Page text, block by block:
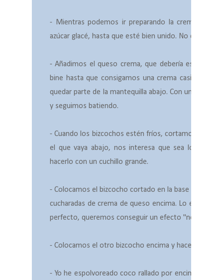
- Mientras podemos ir preparando la crema. Para
azúcar glacé, hasta que esté bien unido. No deben
- Añadimos el queso crema, que debería estar
bine hasta que consigamos una crema casi blanca
quedar parte de la mantequilla abajo. Con una
y seguimos batiendo.
- Cuando los bizcochos estén fríos, cortamos con
el que vaya abajo, nos interesa que sea lo más
hacerlo con un cuchillo grande.
- Colocamos el bizcocho cortado en la base en la
cucharadas de crema de queso encima. Lo
perfecto, queremos conseguir un efecto "nevado"
- Colocamos el otro bizcocho encima y hacemos lo
- Yo he espolvoreado coco rallado por encima y he